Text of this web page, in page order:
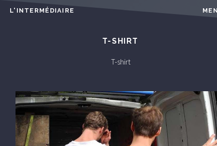
L'INTERMÉDIAIRE
T-SHIRT
T-shirt